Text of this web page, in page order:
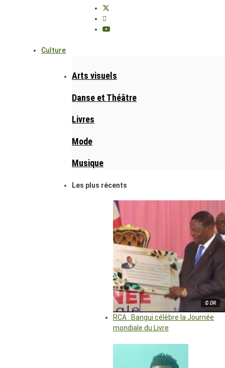
Culture
Arts visuels
Danse et Théâtre
Livres
Mode
Musique
Les plus récents
© DR
RCA : Bangui célèbre la Journée
mondiale du Livre